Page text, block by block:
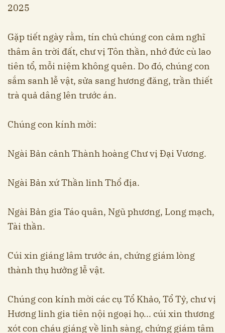
2025
Gặp tiết ngày rằm, tín chủ chúng con cảm nghĩ
thâm ân trời đất, chư vị Tôn thần, nhớ đức cù lao
tiên tổ, mỗi niệm không quên. Do đó, chúng con
sắm sanh lễ vật, sửa sang hương đăng, trần thiết
trà quả dâng lên trước án.
Chúng con kính mời:
Ngài Bản cảnh Thành hoàng Chư vị Đại Vương.
Ngài Bản xứ Thần linh Thổ địa.
Ngài Bản gia Táo quân, Ngũ phương, Long mạch,
Tài thần.
Cúi xin giáng lâm trước án, chứng giám lòng
thành thụ hưởng lễ vật.
Chúng con kính mời các cụ Tổ Khảo, Tổ Tỷ, chư vị
Hương linh gia tiên nội ngoại họ... cúi xin thương
xót con cháu giáng về linh sàng, chứng giám tâm